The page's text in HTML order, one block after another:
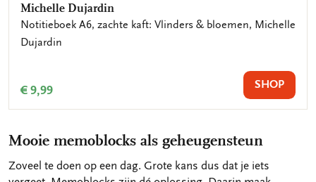
Michelle Dujardin
Notitieboek A6, zachte kaft: Vlinders & bloemen, Michelle
Dujardin
€ 9,99 SHOP
Angelique Weijers
Notitieboek A6, zachte kaft: Boterbloempje, Angelique
Weijers
€ 9,99 SHOP
Mooie memoblocks als geheugensteun
Zoveel te doen op een dag. Grote kans dus dat je iets